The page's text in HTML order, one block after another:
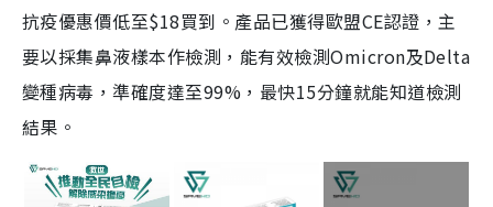
抗疫優惠價低至$18買到。產品已獲得歐盟CE認證，主
要以採集鼻液樣本作檢測，能有效檢測Omicron及Delta
變種病毒，準確度達至99%，最快15分鐘就能知道檢測
結果。